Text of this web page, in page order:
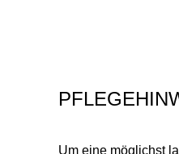
Um eine möglichst